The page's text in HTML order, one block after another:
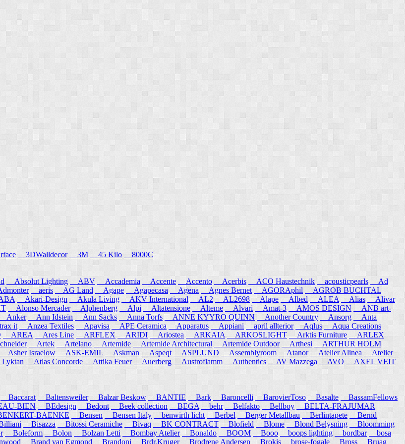
3DWalldecor 3M 45 Kilo 8000C
Absolut Lighting ABV Accademia Accente Accento Acerbis ACO Haustechnik acousticpearls
Ad
aeris AG Land Agape Agapecasa Agena Agnes Bernet AGORAphil
AGROB BUCHTAL
Akari-Design Akula Living AKV International AL2 AL2698 Alape Albed ALEA Alias
Alivar
Alonso Mercader Alphenberg Alpi Altatensione Alteme Alvari Amat-3 AMOS DESIGN
ANB art-
Anker Ann Idstein Ann Sacks Anna Torfs ANNE KYYRO QUINN Another Country Ansorg
Anta
it Anzea Textiles Apavisa APE Ceramica Apparatus Appiani april allterior Aqlus Aqua Creations
AREA Ares Line ARFLEX ARIDI Ariostea ARKAIA ARKOSLIGHT Arktis Furniture
ARLEX
Artek Artelano Artemide Artemide Architectural Artemide Outdoor Arthesi
ARTHUR HOLM
Asher Israelow ASK-EMIL Askman Aspeqt ASPLUND Assemblyroom Atanor Atelier Alinea
Atelier
Atlas Concorde Attika Feuer Auerberg Austroflamm Authentics AV Mazzega AVO
AXEL VEIT
Baccarat Baltensweiler Balzar Beskow BANTIE Bark Baroncelli BarovierToso Basalte
BassamFellows
BIEN BEdesign Bedont Beek collection BEGA behr Belfakto Bellboy
BELTA-FRAJUMAR
BAENKE Bensen Bensen Italy benwirth licht Berbel Berger Metallbau Berlintapete
Bernd
Bisazza Bitossi Ceramiche Bivaq BK CONTRACT Blofield Blome Blond Belysning
Bloomming
Boleform Bolon Bolzan Letti Bombay Atelier Bonaldo BOOM Booo boops lighting bordbar
bosa
Brand van Egmond Brandoni Brdr.Kruger Brodrene Andersen Brokis brose-fogale Bross Bruag